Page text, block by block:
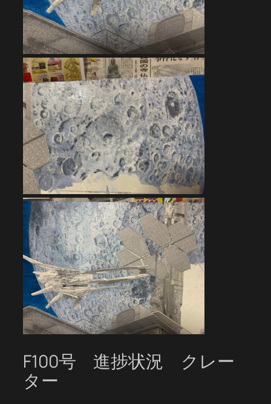
F100号 進捗状況 クレー
ター